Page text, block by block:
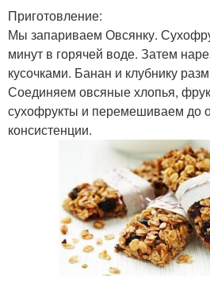
Приготовление:
Мы запариваем Овсянку.
минут в горячей воде. Затем
кусочками. Банан и клубнику
Соединяем овсяные хлопья,
сухофрукты и перемешиваем до
консистенции.